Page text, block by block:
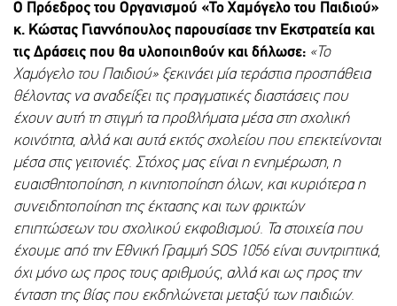
Ο Πρόεδρος του Οργανισμού «Το Χαμόγελο του Παιδιού»
κ. Κώστας Γιαννόπουλος παρουσίασε την Εκστρατεία και
τις Δράσεις που θα υλοποιηθούν και δήλωσε: «Το
Χαμόγελο του Παιδιού» ξεκινάει μία τεράστια προσπάθεια
θέλοντας να αναδείξει τις πραγματικές διαστάσεις που
έχουν αυτή τη στιγμή τα προβλήματα μέσα στη σχολική
κοινότητα, αλλά και αυτά εκτός σχολείου που επεκτείνονται
μέσα στις γειτονιές. Στόχος μας είναι η ενημέρωση, η
ευαισθητοποίηση, η κινητοποίηση όλων, και κυριότερα η
συνειδητοποίηση της έκτασης και των φρικτών
επιπτώσεων του σχολικού εκφοβισμού. Τα στοιχεία που
έχουμε από την Εθνική Γραμμή SOS 1056 είναι συντριπτικά,
όχι μόνο ως προς τους αριθμούς, αλλά και ως προς την
ένταση της βίας που εκδηλώνεται μεταξύ των παιδιών.